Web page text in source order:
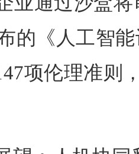
的《人工智
项伦理准则